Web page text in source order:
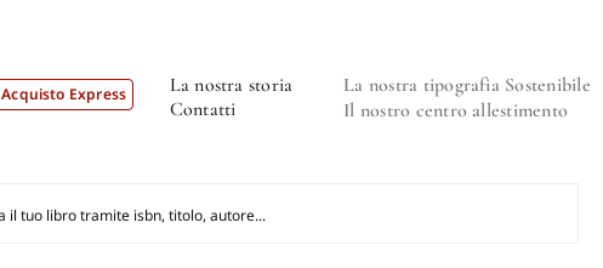
Acquisto Express
La nostra storia
Contatti
La nostra tipografia Sostenibile
Il nostro centro allestimento